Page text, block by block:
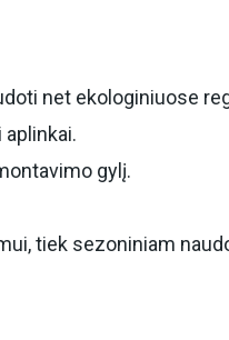
net ekologiniuose
gylį.
tiek sezoniniam